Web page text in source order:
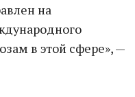
на
в этой сфере», —